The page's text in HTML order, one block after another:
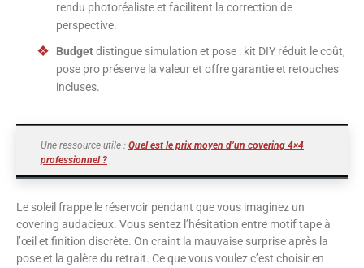
rendu photoréaliste et facilitent la correction de
perspective.
Budgetdistingue simulation et pose : kit DIY réduit le coût,
pose pro préserve la valeur et offre garantie et retouches
incluses.
Une ressource utile : Quel est le prix moyen d’un covering 4×4
professionnel ?
Le soleil frappe le réservoir pendant que vous imaginez un
covering audacieux. Vous sentez l’hésitation entre motif tape à
l’œil et finition discrète. On craint la mauvaise surprise après la
pose et la galère du retrait. Ce que vous voulez c’est choisir en